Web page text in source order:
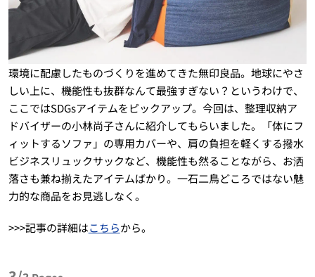
環境に配慮したものづくりを進めてきた無印良品。地球にやさ
しい上に、機能性も抜群なんて最強すぎない？というわけで、
ここではSDGsアイテムをピックアップ。今回は、整理収納ア
ドバイザーの小林尚子さんに紹介してもらいました。「体にフ
ィットするソファ」の専用カバーや、肩の負担を軽くする撥水
ビジネスリュックサックなど、機能性も然ることながら、お洒
落さも兼ね揃えたアイテムばかり。一石二鳥どころではない魅
力的な商品をお見逃しなく。
>>>記事の詳細はこちらから。